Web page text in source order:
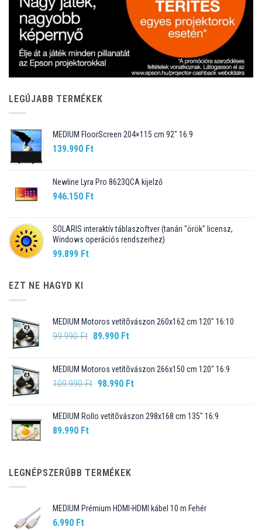
LEGÚJABB TERMÉKEK
MEDIUM FloorScreen 204×115 cm 92″ 16:9
139.990 Ft
Newline Lyra Pro 8623QCA kijelző
946.150 Ft
SOLARIS interaktív táblaszoftver (tanári "örök" licensz,
Windows operációs rendszerhez)
99.899 Ft
EZT NE HAGYD KI
MEDIUM Motoros vetítõvászon 260x162 cm 120" 16:10
99.990Ft Original
99.990 Ft.
89.990 FtCurrent
89.990 Ft.
MEDIUM Motoros vetítõvászon 266x150 cm 120" 16:9
109.990Ft Original
109.990 Ft.
98.990 FtCurrent
98.990 Ft.
MEDIUM Rollo vetítõvászon 298x168 cm 135" 16:9
89.990 Ft
LEGNÉPSZERŰBB TERMÉKEK
MEDIUM Prémium HDMI-HDMI kábel 10 m Fehér
6.990 Ft